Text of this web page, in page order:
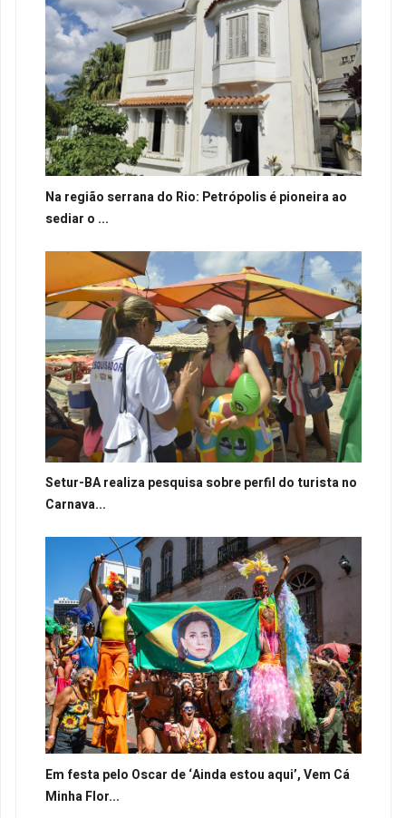
Na região serrana do Rio: Petrópolis é pioneira ao
sediar o ...
Setur-BA realiza pesquisa sobre perfil do turista no
Carnava...
Em festa pelo Oscar de ‘Ainda estou aqui’, Vem Cá
Minha Flor...